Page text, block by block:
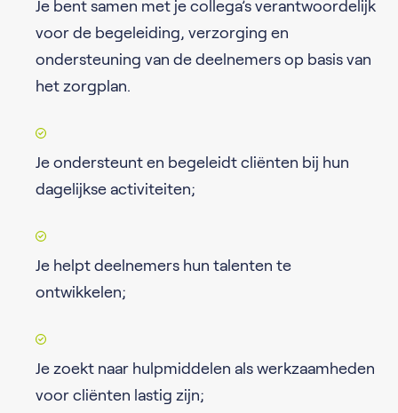
Je bent samen met je collega’s verantwoordelijk
voor de begeleiding, verzorging en
ondersteuning van de deelnemers op basis van
het zorgplan.
Je ondersteunt en begeleidt cliënten bij hun
dagelijkse activiteiten;
Je helpt deelnemers hun talenten te
ontwikkelen;
Je zoekt naar hulpmiddelen als werkzaamheden
voor cliënten lastig zijn;